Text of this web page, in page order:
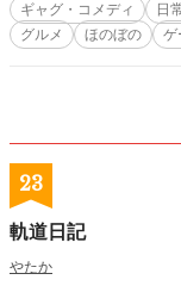
ギャグ・コメディ 日
グルメ
ほのぼの ゲ
23
軌道日記
やたか